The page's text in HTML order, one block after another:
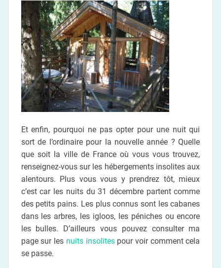
Et enfin, pourquoi ne pas opter pour une nuit qui
sort de l’ordinaire pour la nouvelle année ? Quelle
que soit la ville de France où vous vous trouvez,
renseignez-vous sur les hébergements insolites aux
alentours. Plus vous vous y prendrez tôt, mieux
c’est car les nuits du 31 décembre partent comme
des petits pains. Les plus connus sont les cabanes
dans les arbres, les igloos, les péniches ou encore
les bulles. D’ailleurs vous pouvez consulter ma
page sur les nuits insolitespour voir comment cela
se passe.